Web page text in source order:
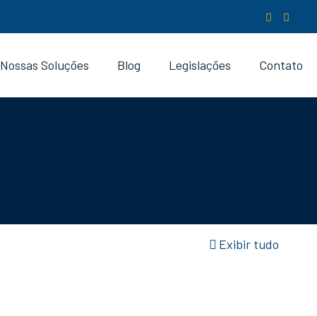
Nossas Soluções Blog Legislações Contato
Exibir tudo